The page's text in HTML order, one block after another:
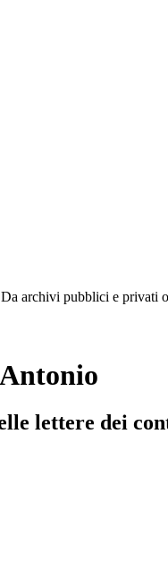
archivi pubblici e privati
lettere dei